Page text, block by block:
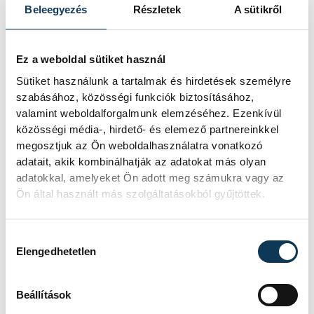
Beleegyezés Részletek A sütikről
Ez a weboldal sütiket használ
Sütiket használunk a tartalmak és hirdetések személyre
szabásához, közösségi funkciók biztosításához,
valamint weboldalforgalmunk elemzéséhez. Ezenkívül
közösségi média-, hirdető- és elemező partnereinkkel
megosztjuk az Ön weboldalhasználatra vonatkozó
adatait, akik kombinálhatják az adatokat más olyan
adatokkal, amelyeket Ön adott meg számukra vagy az
Ön által használt más szolgáltatásokból gyűjtöttek.
Elengedhetetlen
Beállítások
rendeztek a szervezők, a betétprogramok
gyakorlatilag megállás nélkül tapsolt és
énekelt a közönség.
A második játékrész elején Ancsin és Bodó
átlövését is blokkolták a franciák, közben
pedig Mikler védett, de aztán Bodó újabb
lökete már pontos volt. Felpörgött a
mérkőzés, mindkét oldalon jöttek a gólok,
magyar csapat pedig 13-14-nél egy gólra
zárkózott fel. Egy perrcel később viszont
már megint három találat volt a